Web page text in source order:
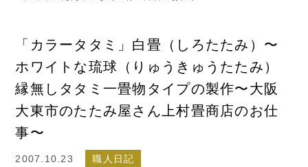
「カラータタミ」白畳（しろたたみ）〜
ホワイトな琉球（りゅうきゅうたたみ）
縁無しタタミ一畳物タイプの製作〜大阪
大東市のたたみ屋さん上村畳商店のお仕
事〜
2007.10.23 職人日記